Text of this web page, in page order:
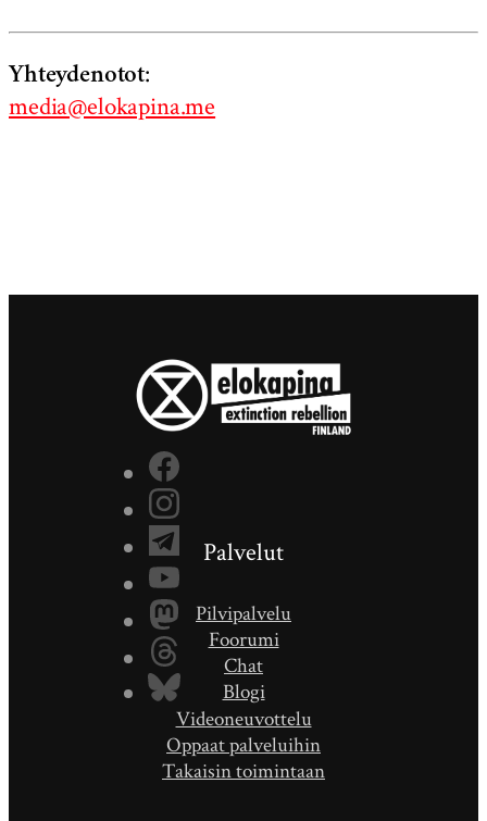
Yhteydenotot:
media@elokapina.me
Palvelut
Pilvipalvelu
Foorumi
Chat
Blogi
Videoneuvottelu
Oppaat palveluihin
Takaisin toimintaan